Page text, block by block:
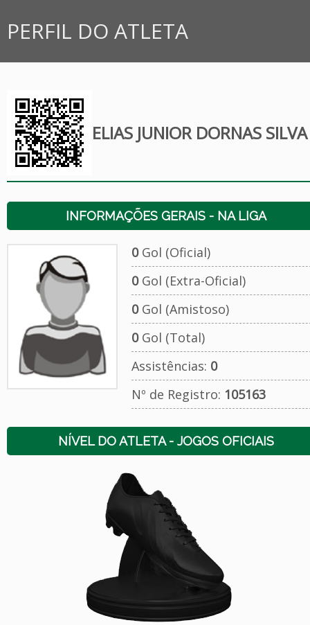
PERFIL DO ATLETA
ELIAS JUNIOR DORNAS SILVA
INFORMAÇÕES GERAIS - NA LIGA
0Gol (Oficial)
0Gol (Extra-Oficial)
0Gol (Amistoso)
0Gol (Total)
Assistências: 0
Nº de Registro: 105163
NÍVEL DO ATLETA - JOGOS OFICIAIS